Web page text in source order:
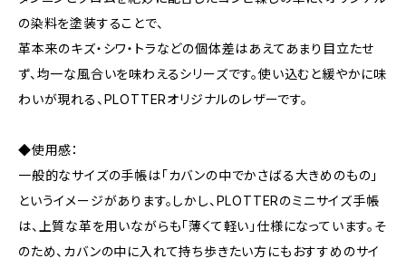
の染料を塗装することで、
革本来のキズ・シワ・トラなどの個体差はあえてあまり目立たせ
ず、均一な風合いを味わえるシリーズです。使い込むと緩やかに味
わいが現れる、PLOTTERオリジナルのレザーです。
◆使用感：
一般的なサイズの手帳は「カバンの中でかさばる大きめのもの」
というイメージがあります。しかし、PLOTTERのミニサイズ手帳
は、上質な革を用いながらも「薄くて軽い」仕様になっています。そ
のため、カバンの中に入れて持ち歩きたい方にもおすすめのサイ